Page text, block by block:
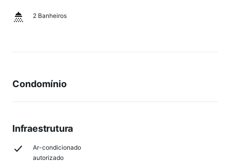
2 Banheiros
Condomínio
Infraestrutura
Ar-condicionado
autorizado